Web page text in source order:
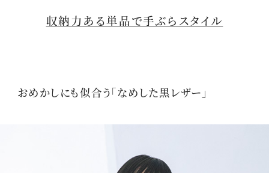
収納力ある単品で手ぶらスタイル
おめかしにも似合う「なめした黒レザー」